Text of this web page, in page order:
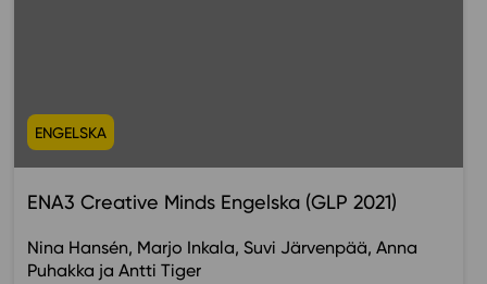
ENGELSKA
ENA3 Creative Minds Engelska (GLP 2021)
Nina Hansén Marjo Inkala Suvi Järvenpää Anna
Puhakka
Antti Tiger